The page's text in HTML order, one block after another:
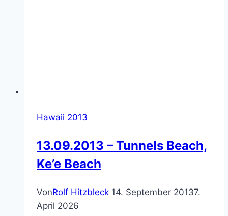
Hawaii 2013
13.09.2013 – Tunnels Beach,
Ke’e Beach
VonRolf Hitzbleck 14. September 20137.
April 2026